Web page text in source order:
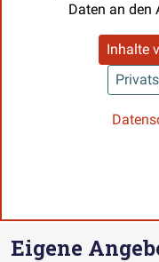
Daten an den
Inhalte
Eigene